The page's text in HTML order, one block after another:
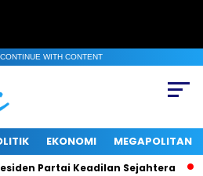
WITH CONTENT
EKONOMI MEGAPOLITAN
Keadilan Sejahtera Di